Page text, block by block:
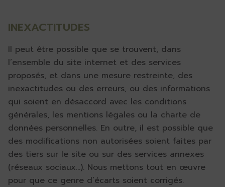
INEXACTITUDES
Il peut être possible que se trouvent, dans
l’ensemble du site internet et des services
proposés, et dans une mesure restreinte, des
inexactitudes ou des erreurs, ou des informations
qui soient en désaccord avec les conditions
générales, les mentions légales ou la charte de
données personnelles. En outre, il est possible que
des modifications non autorisées soient faites par
des tiers sur le site ou sur des services annexes
(réseaux sociaux…). Nous mettons tout en œuvre
pour que ce genre d’écarts soient corrigés.